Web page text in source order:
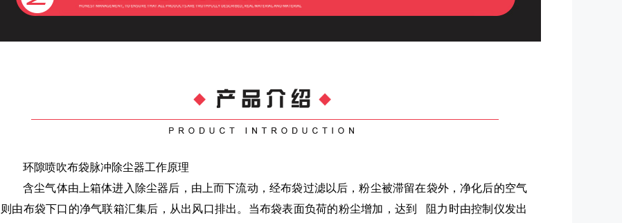
环隙喷吹布袋脉冲除尘器工作原理
含尘气体由上箱体进入除尘器后，由上而下流动，经布袋过滤以后，粉尘被滞留在袋外，净化后的空气
则由布袋下口的净气联箱汇集后，从出风口排出。当布袋表面负荷的粉尘增加，达到 阻力时由控制仪发出